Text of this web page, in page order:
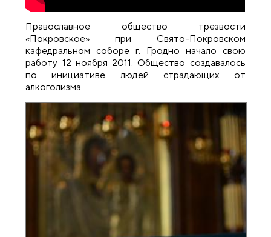
Православное общество трезвости
«Покровское» при Свято-Покровском
кафедральном соборе г. Гродно начало свою
работу 12 ноября 2011. Общество создавалось
по инициативе людей страдающих от
алкоголизма.